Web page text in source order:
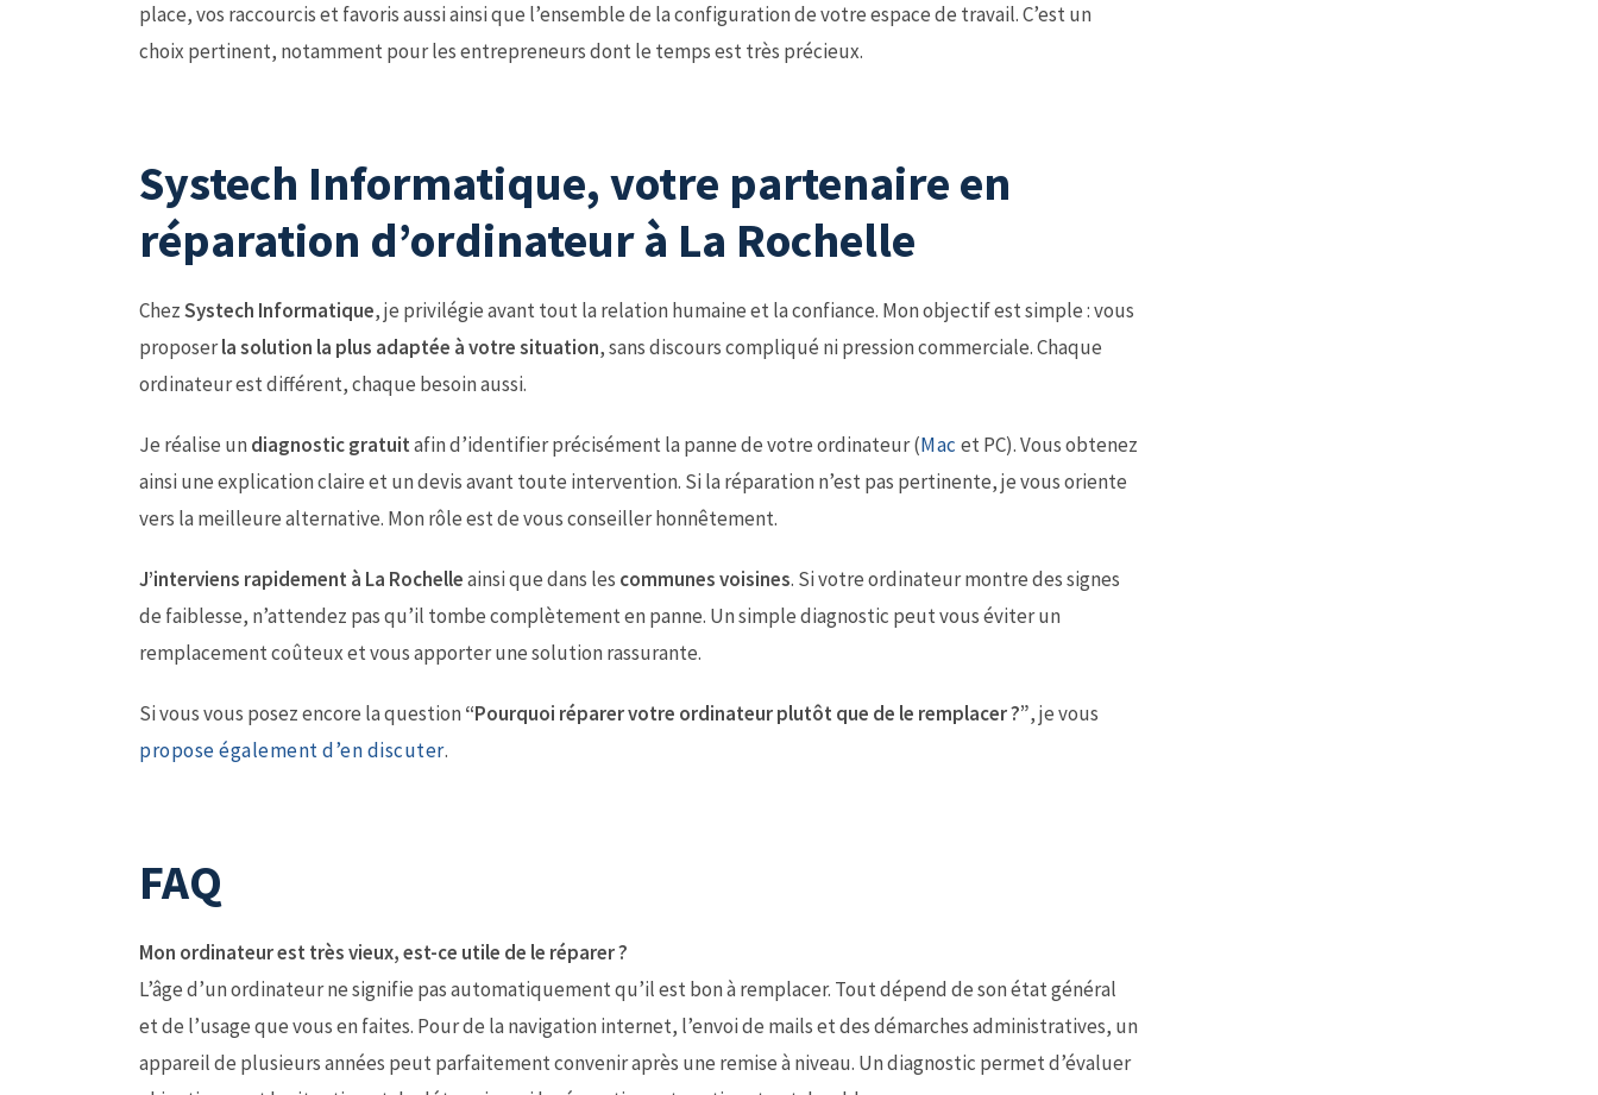
place, vos raccourcis et favoris aussi ainsi que l’ensemble de la configuration de votre espace de travail. C’est un
choix pertinent, notamment pour les entrepreneurs dont le temps est très précieux.
Systech Informatique, votre partenaire en
réparation d’ordinateur à La Rochelle
ChezSystech Informatique, je privilégie avant tout la relation humaine et la confiance. Mon objectif est simple : vous
proposerla solution la plus adaptée à votre situation, sans discours compliqué ni pression commerciale. Chaque
ordinateur est différent, chaque besoin aussi.
Je réalise un diagnostic gratuitafin d’identifier précisément la panne de votre ordinateur (Mac et PC). Vous obtenez
ainsi une explication claire et un devis avant toute intervention. Si la réparation n’est pas pertinente, je vous oriente
vers la meilleure alternative. Mon rôle est de vous conseiller honnêtement.
J’interviens rapidement à La Rochelleainsi que dans les communes voisines. Si votre ordinateur montre des signes
de faiblesse, n’attendez pas qu’il tombe complètement en panne. Un simple diagnostic peut vous éviter un
remplacement coûteux et vous apporter une solution rassurante.
Si vous vous posez encore la question “Pourquoi réparer votre ordinateur plutôt que de le remplacer ?”, je vous
propose également d’en discuter.
FAQ
Mon ordinateur est très vieux, est-ce utile de le réparer ?
L’âge d’un ordinateur ne signifie pas automatiquement qu’il est bon à remplacer. Tout dépend de son état général
et de l’usage que vous en faites. Pour de la navigation internet, l’envoi de mails et des démarches administratives, un
appareil de plusieurs années peut parfaitement convenir après une remise à niveau. Un diagnostic permet d’évaluer